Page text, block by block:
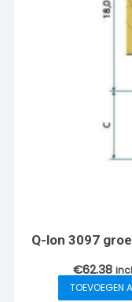
Q-lon 3097
€62.38
TOEVOEGEN